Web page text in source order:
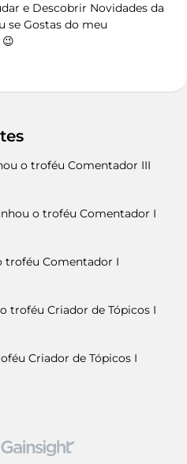
e Descobrir Novidades da
se Gostas do meu
o troféu Comentador III
o troféu Comentador I
troféu Comentador I
troféu Criador de Tópicos I
Criador de Tópicos I